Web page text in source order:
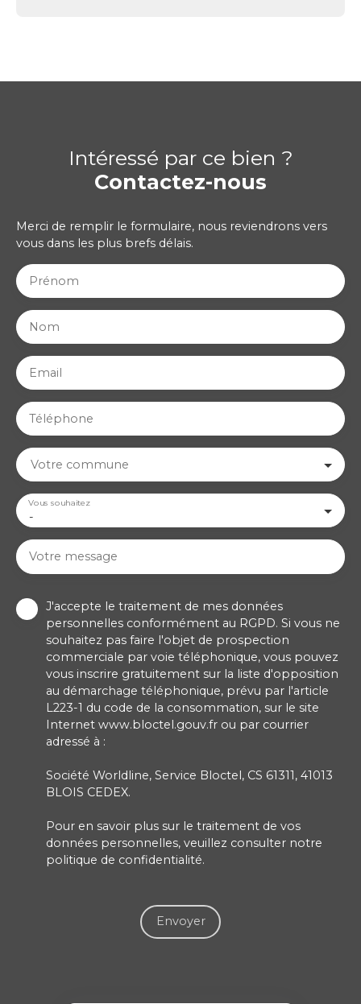
Intéressé par ce bien ?
Contactez-nous
Merci de remplir le formulaire, nous reviendrons vers
vous dans les plus brefs délais.
Prénom
Nom
Email
Téléphone
Votre commune
-
Vous souhaitez
Votre message
J'accepte le traitement de mes données
personnelles conformément au RGPD. Si vous ne
souhaitez pas faire l'objet de prospection
commerciale par voie téléphonique, vous pouvez
vous inscrire gratuitement sur la liste d'opposition
au démarchage téléphonique, prévu par l'article
L223-1 du code de la consommation, sur le site
Internet www.bloctel.gouv.fr ou par courrier
adressé à :
Société Worldline, Service Bloctel, CS 61311, 41013
BLOIS CEDEX.
Pour en savoir plus sur le traitement de vos
données personnelles, veuillez consulter notre
politique de confidentialité.
Envoyer